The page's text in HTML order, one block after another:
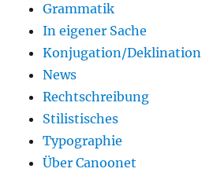
Grammatik
In eigener Sache
Konjugation/Deklination
News
Rechtschreibung
Stilistisches
Typographie
Über Canoonet